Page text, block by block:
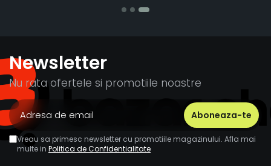
Newsletter
Nu rata ofertele si promotiile noastre
Vreau sa primesc newsletter cu promotiile magazinului. Afla mai
multe in Politica de Confidentialitate